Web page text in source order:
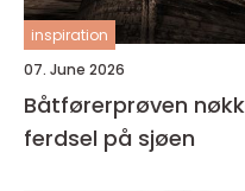
inspiration
07. June 2026
Båtførerprøven nøkkelen til trygg og lovlig
ferdsel på sjøen